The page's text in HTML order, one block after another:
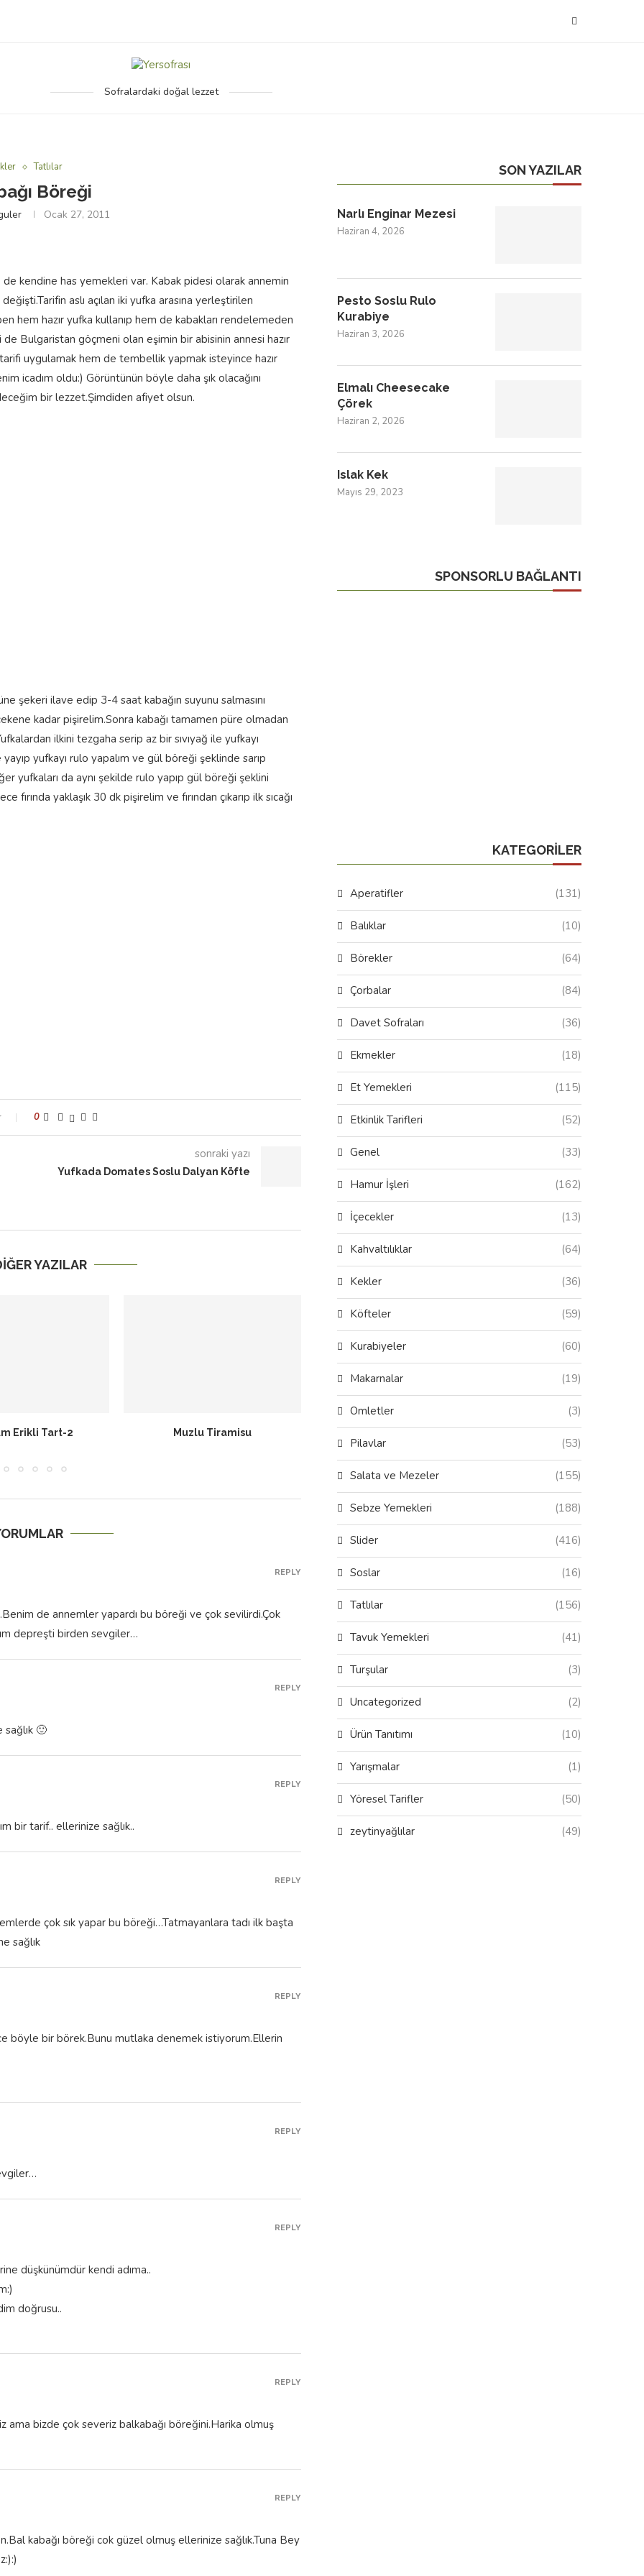
Sofralardaki doğal lezzet
Tatlılar
Böreği
Ocak 27, 2011
kendine has yemekleri var. Kabak pidesi olarak annemin
aslı açılan iki yufka arasına yerleştirilen
hem hazır yufka kullanıp hem de kabakları rendelemeden
Bulgaristan göçmeni olan eşimin bir abisinin annesi hazır
uygulamak hem de tembellik yapmak isteyince hazır
icadım oldu:) Görüntünün böyle daha şık olacağını
bir lezzet.Şimdiden afiyet olsun.
şekeri ilave edip 3-4 saat kabağın suyunu salmasını
kadar pişirelim.Sonra kabağı tamamen püre olmadan
ilkini tezgaha serip az bir sıvıyağ ile yufkayı
yufkayı rulo yapalım ve gül böreği şeklinde sarıp
yufkaları da aynı şekilde rulo yapıp gül böreği şeklini
yaklaşık 30 dk pişirelim ve fırından çıkarıp ilk sıcağı
0
sonraki yazı
Yufkada Domates Soslu Dalyan Köfte
YAZILAR
Tiramisu Karadutlu Cheesecake
Baklava
depreşti birden sevgiler…
sağlık
doğrusu..
SON YAZILAR
Narlı Enginar Mezesi
Haziran 4, 2026
Pesto Soslu Rulo
Kurabiye
Haziran 3, 2026
Elmalı Cheesecake
Çörek
Haziran 2, 2026
Islak Kek
Mayıs 29, 2023
SPONSORLU BAĞLANTI
KATEGORILER
Aperatifler (131)
Balıklar (10)
Börekler (64)
Çorbalar (84)
Davet Sofraları (36)
Ekmekler (18)
Et Yemekleri (115)
Etkinlik Tarifleri (52)
Genel (33)
Hamur İşleri (162)
İçecekler (13)
Kahvaltılıklar (64)
Kekler (36)
Köfteler (59)
Kurabiyeler (60)
Makarnalar (19)
Omletler (3)
Pilavlar (53)
Salata ve Mezeler (155)
Sebze Yemekleri (188)
Slider (416)
Soslar (16)
Tatlılar (156)
Tavuk Yemekleri (41)
Turşular (3)
Uncategorized (2)
Ürün Tanıtımı (10)
Yarışmalar (1)
Yöresel Tarifler (50)
zeytinyağlılar (49)